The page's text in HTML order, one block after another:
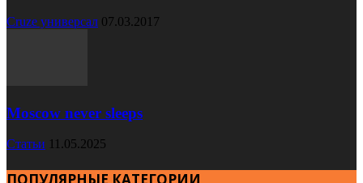
Cruze универсал 07.03.2017
Moscow never sleeps
Статьи 11.05.2025